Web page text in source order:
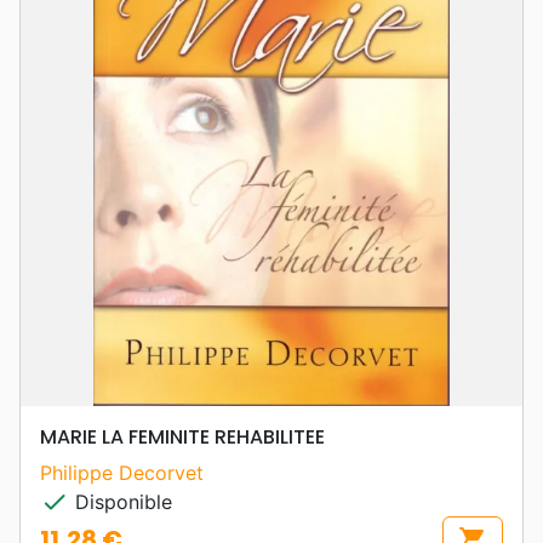
MARIE LA FEMINITE REHABILITEE
Philippe Decorvet
check Disponible